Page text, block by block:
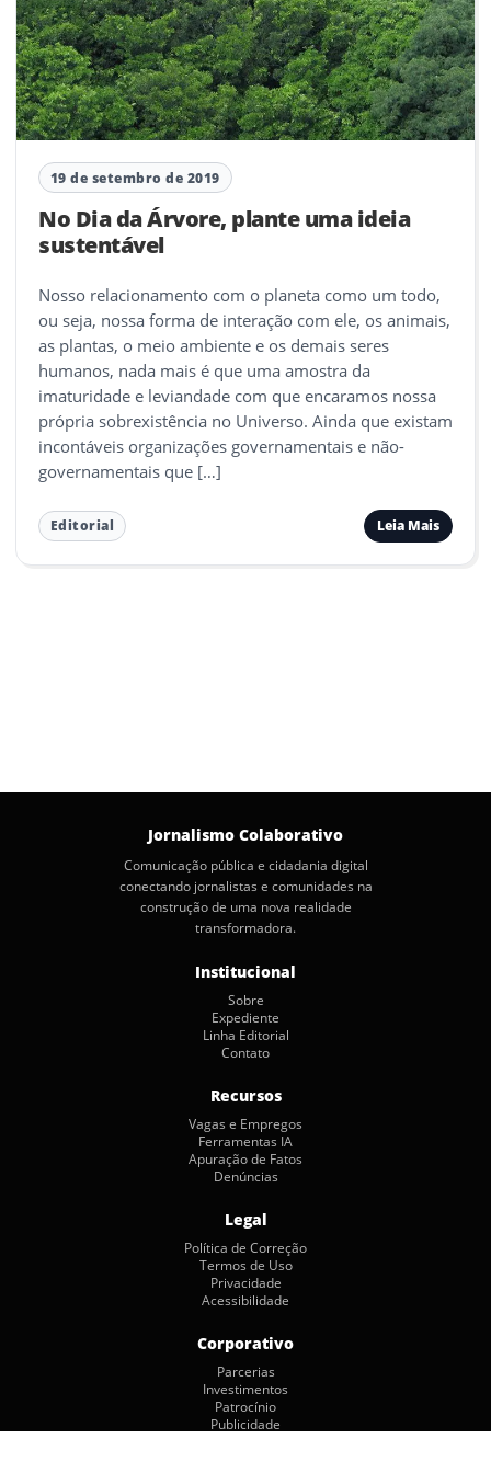
19 de setembro de 2019
No Dia da Árvore, plante uma ideia
sustentável
Nosso relacionamento com o planeta como um todo,
ou seja, nossa forma de interação com ele, os animais,
as plantas, o meio ambiente e os demais seres
humanos, nada mais é que uma amostra da
imaturidade e leviandade com que encaramos nossa
própria sobrexistência no Universo. Ainda que existam
incontáveis organizações governamentais e não-
governamentais que […]
Editorial Leia Mais
Jornalismo Colaborativo
Comunicação pública e cidadania digital
conectando jornalistas e comunidades na
construção de uma nova realidade
transformadora.
Institucional
Sobre
Expediente
Linha Editorial
Contato
Recursos
Vagas e Empregos
Ferramentas IA
Apuração de Fatos
Denúncias
Legal
Política de Correção
Termos de Uso
Privacidade
Acessibilidade
Corporativo
Parcerias
Investimentos
Patrocínio
Publicidade